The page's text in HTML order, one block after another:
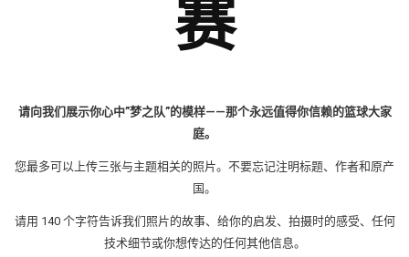
赛
请向我们展示你心中”梦之队”的模样——那个永远值得你信赖的篮球大家
庭。
您最多可以上传三张与主题相关的照片。不要忘记注明标题、作者和原产
国。
请用 140 个字符告诉我们照片的故事、给你的启发、拍摄时的感受、任何
技术细节或你想传达的任何其他信息。